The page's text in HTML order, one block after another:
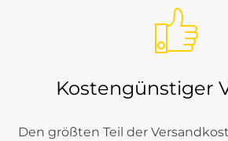
Kostengünstiger
Den größten Teil der